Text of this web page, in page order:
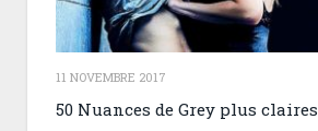
11 NOVEMBRE 2017
50 Nuances de Grey plus claires